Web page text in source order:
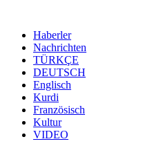
Haberler
Nachrichten
TÜRKÇE
DEUTSCH
Englisch
Kurdi
Französisch
Kultur
VIDEO